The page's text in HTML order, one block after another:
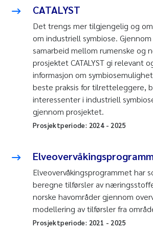
CATALYST
Det trengs mer tilgjengelig og
om industriell symbiose.
samarbeid mellom rumenske og
prosjektet CATALYST gi relevant
informasjon om
beste praksis for tilretteleggere,
interessenter i industriell
gjennom prosjektet.
Prosjektperiode: 2024- 2025
Elveovervåkingsprogrammet har
beregne tilførsler av
norske havområder gjennom
modellering av tilførsler fra
Prosjektperiode: 2021 - 2025